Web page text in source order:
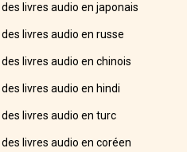
livres audio en japonais
livres audio en russe
livres audio en chinois
livres audio en hindi
livres audio en turc
livres audio en coréen